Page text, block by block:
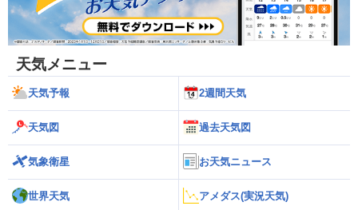
天気メニュー
天気予報 2週間天気
天気図 過去天気図
気象衛星 お天気ニュース
世界天気 アメダス(実況天気)